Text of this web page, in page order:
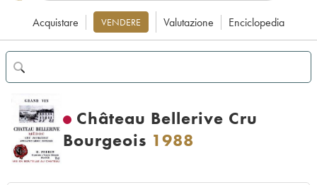
Acquistare VENDERE Valutazione Enciclopedia
Château Bellerive Cru
Bourgeois 1988